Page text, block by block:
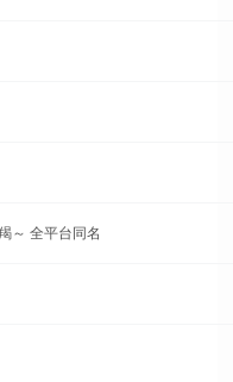
～ 全平台同名